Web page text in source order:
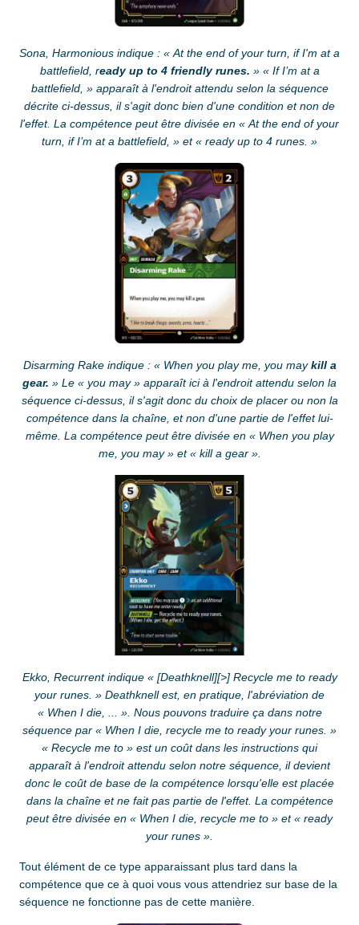
Sona, Harmonious indique : « At the end of your turn, if I'm at a
battlefield, ready up to 4 friendly runes. » « If I’m at a
battlefield, » apparaît à l'endroit attendu selon la séquence
décrite ci-dessus, il s'agit donc bien d'une condition et non de
l'effet. La compétence peut être divisée en « At the end of your
turn, if I’m at a battlefield, » et « ready up to 4 runes. »
Disarming Rake indique : « When you play me, you maykill a
gear. » Le « you may » apparaît ici à l'endroit attendu selon la
séquence ci-dessus, il s'agit donc du choix de placer ou non la
compétence dans la chaîne, et non d'une partie de l'effet lui-
même. La compétence peut être divisée en « When you play
me, you may » et « kill a gear ».
Ekko, Recurrent indique « [Deathknell][>] Recycle me to ready
your runes. » Deathknell est, en pratique, l'abréviation de
« When I die, ... ». Nous pouvons traduire ça dans notre
séquence par « When I die, recycle me to ready your runes. »
« Recycle me to » est un coût dans les instructions qui
apparaît à l'endroit attendu selon notre séquence, il devient
donc le coût de base de la compétence lorsqu'elle est placée
dans la chaîne et ne fait pas partie de l'effet. La compétence
peut être divisée en « When I die, recycle me to » et « ready
your runes ».
Tout élément de ce type apparaissant plus tard dans la
compétence que ce à quoi vous vous attendriez sur base de la
séquence ne fonctionne pas de cette manière.